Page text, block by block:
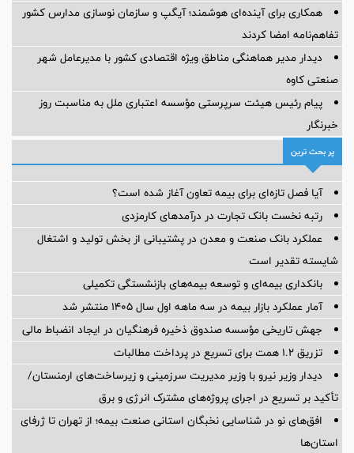
همکاری برای آینده‌ای هوشمند؛ آیگپ و سازمان نوسازی مدارس کشور
تفاهم‌نامه امضا کردند
دیدار مدیر هماهنگی مناطق ویژه اقتصادی کشور با مدیرعامل شهر
صنعتی کاوه
پیام رئیس هیئت سرپرستی مؤسسه اعتباری ملل به مناسبت روز
خبرنگار
پر بحث ترین
آیا فصل تازه‌ای برای بیمه تعاون آغاز شده است؟
رتبه نخست بانک تجارت در درآمدهای کارمزدی
عملکرد بانک صنعت و معدن در پشتیبانی از بخش تولید و اشتغال
شایسته تقدیر است
بانکداری بیمه‌ای و توسعه بیمه‌های بازنشستگی تکمیلی
آمار عملكرد بازار بیمه در سه ماهه اول سال 1405 منتشر شد
جهش تاریخی مؤسسه صندوق ذخیره فرهنگیان در ایجاد انضباط مالی
تزریق ۱.۲ همت برای تسریع در پرداخت مطالبات
دیدار وزیر نیرو با وزیر مدیریت سرزمینی و زیرساخت‌های ارمنستان/
تأکید بر تسریع در اجرای پروژه‌های مشترک انرژی و برق
افق‌های نو در شناسایی نخبگان استانی صنعت بیمه؛ از تهران تا ژرفای
استان‌ها